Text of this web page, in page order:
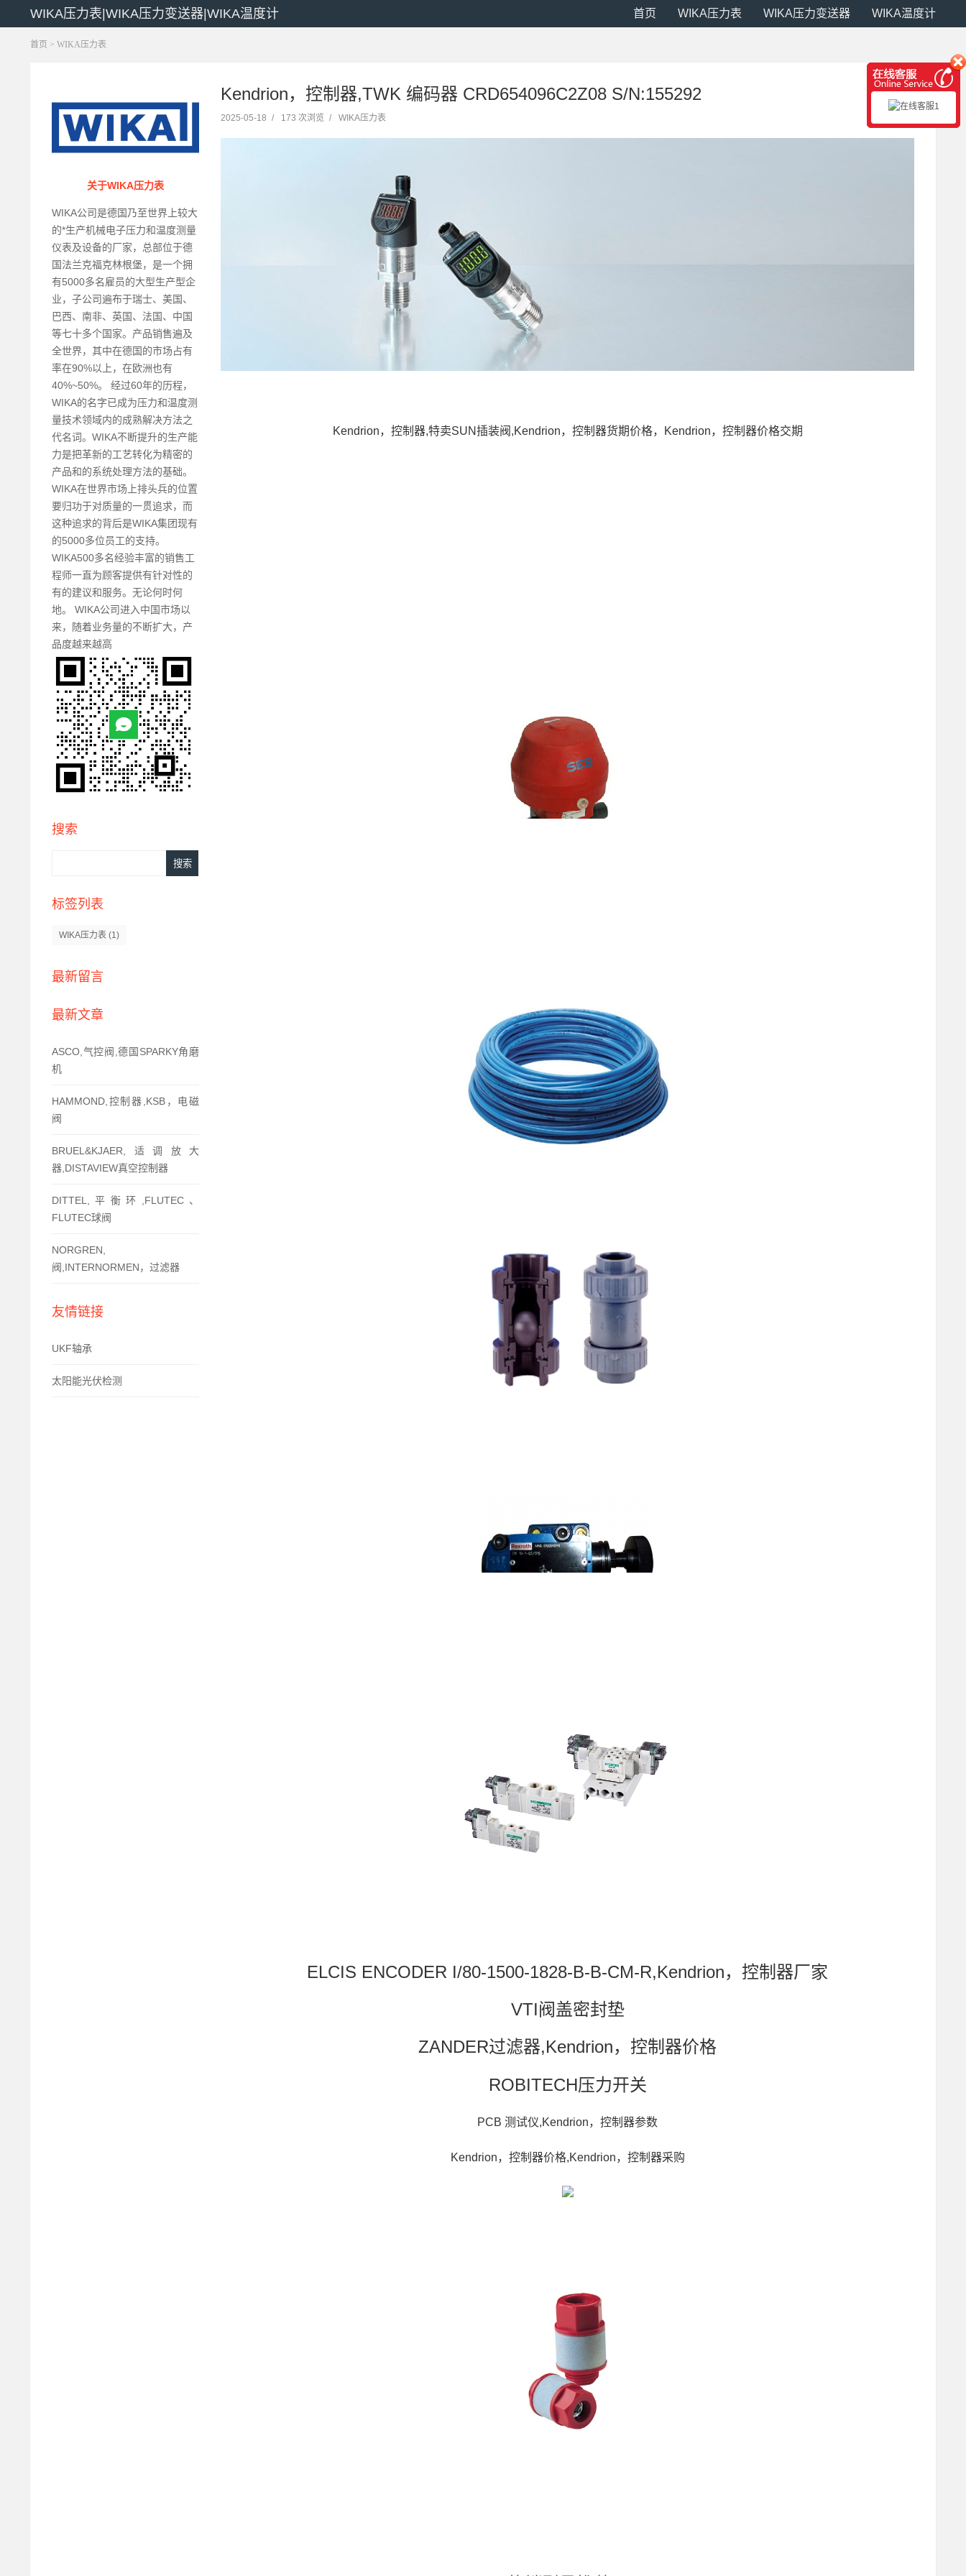
WIKA压力表|WIKA压力变送器|WIKA温度计 首页 WIKA压力表 WIKA压力变送器 WIKA温度计
首页 > WIKA压力表
关于WIKA压力表
WIKA公司是德国乃至世界上较大
的*生产机械电子压力和温度测量
仪表及设备的厂家，总部位于德
国法兰克福克林根堡，是一个拥
有5000多名雇员的大型生产型企
业，子公司遍布于瑞士、美国、
巴西、南非、英国、法国、中国
等七十多个国家。产品销售遍及
全世界，其中在德国的市场占有
率在90%以上，在欧洲也有
40%~50%。 经过60年的历程，
WIKA的名字已成为压力和温度测
量技术领域内的成熟解决方法之
代名词。WIKA不断提升的生产能
力是把革新的工艺转化为精密的
产品和的系统处理方法的基础。
WIKA在世界市场上排头兵的位置
要归功于对质量的一贯追求，而
这种追求的背后是WIKA集团现有
的5000多位员工的支持。
WIKA500多名经验丰富的销售工
程师一直为顾客提供有针对性的
有的建议和服务。无论何时何
地。 WIKA公司进入中国市场以
来，随着业务量的不断扩大，产
品度越来越高
搜索
标签列表
WIKA压力表 (1)
最新留言
最新文章
ASCO,气控阀,德国SPARKY角磨
机
HAMMOND,控制器,KSB，电磁
阀
BRUEL&KJAER,适调放大
器,DISTAVIEW真空控制器
DITTEL,平衡环,FLUTEC、
FLUTEC球阀
NORGREN,
阀,INTERNORMEN，过滤器
友情链接
UKF轴承
太阳能光伏检测
Kendrion，控制器,TWK 编码器 CRD654096C2Z08 S/N:155292
2025-05-18 / 173 次浏览 / WIKA压力表
Kendrion，控制器,特卖SUN插装阀,Kendrion，控制器货期价格，Kendrion，控制器价格交期
ELCIS ENCODER I/80-1500-1828-B-B-CM-R,Kendrion，控制器厂家
VTI阀盖密封垫
ZANDER过滤器,Kendrion，控制器价格
ROBITECH压力开关
PCB 测试仪,Kendrion，控制器参数
Kendrion，控制器价格,Kendrion，控制器采购